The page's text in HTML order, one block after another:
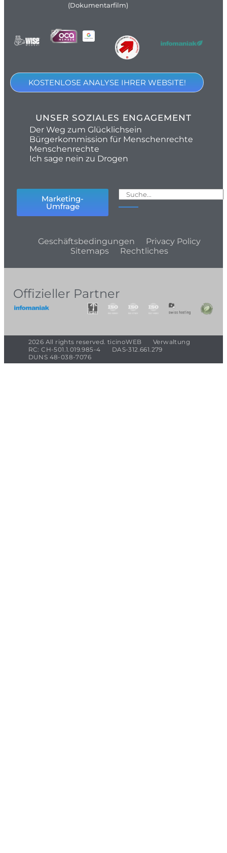
(Dokumentarfilm)
KOSTENLOSE ANALYSE IHRER WEBSITE!
UNSER SOZIALES ENGAGEMENT
Der Weg zum Glücklichsein
Bürgerkommission für Menschenrechte
Menschenrechte
Ich sage nein zu Drogen
Marketing-
Umfrage
Geschäftsbedingungen
Privacy Policy
Sitemaps
Rechtliches
Offizieller Partner
2026 All rights reserved. ticinoWEB
Verwaltung
RC: CH-501.1.019.985-4
DAS-312.661.279
DUNS 48-038-7076